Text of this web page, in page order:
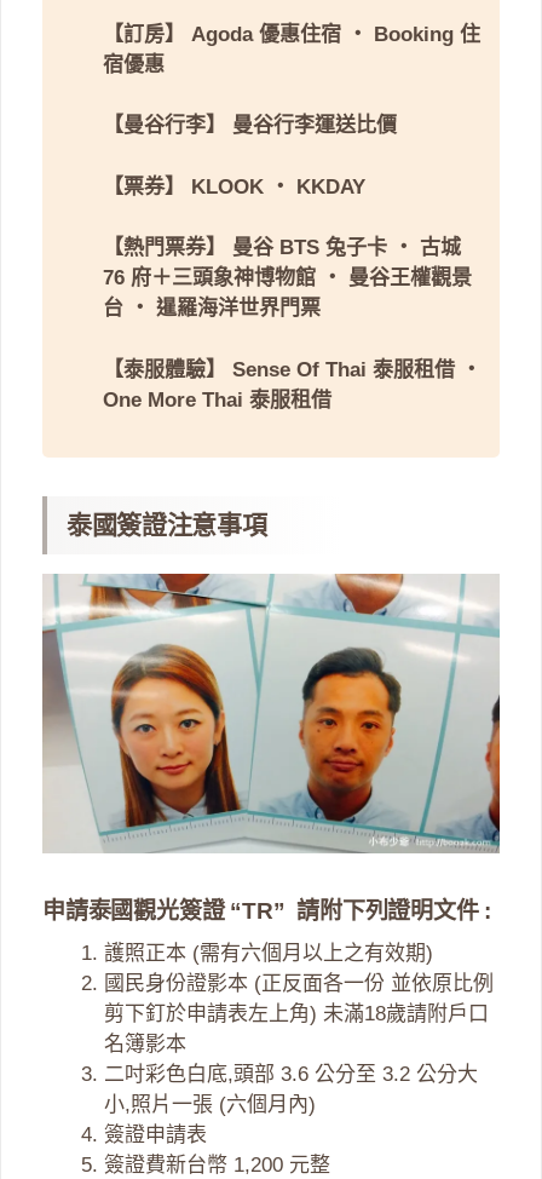
【訂房】 Agoda 優惠住宿 ・ Booking 住
宿優惠
【曼谷行李】 曼谷行李運送比價
【票券】 KLOOK ・ KKDAY
【熱門票券】 曼谷 BTS 兔子卡 ・ 古城
76 府＋三頭象神博物館 ・ 曼谷王權觀景
台 ・ 暹羅海洋世界門票
【泰服體驗】 Sense Of Thai 泰服租借 ・
One More Thai 泰服租借
泰國簽證注意事項
申請泰國觀光簽證 “TR” 請附下列證明文件 :
護照正本 (需有六個月以上之有效期)
國民身份證影本 (正反面各一份 並依原比例
剪下釘於申請表左上角) 未滿18歲請附戶口
名簿影本
二吋彩色白底,頭部 3.6 公分至 3.2 公分大
小,照片一張 (六個月內)
簽證申請表
簽證費新台幣 1,200 元整